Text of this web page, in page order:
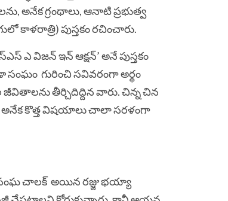
అనేక గ్రంథాలు, ఆనాటి ప్రభుత్వ
కాళరాత్రి) పుస్తకం రచించారు.
ఎ విజన్ ఇన్ ఆక్షన్’ అనే పుస్తకం
గురించి సవివరంగా అర్థం
తీర్చిదిద్దిన వారు. చిన్న చిన
అనేక కొత్త విషయాలు చాలా సరళంగా
సంఘ చాలక్ అయిన రజ్జు భయ్యా